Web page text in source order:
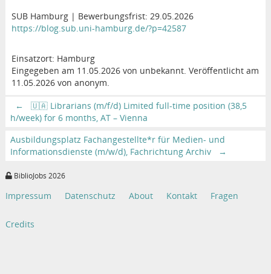
SUB Hamburg | Bewerbungsfrist: 29.05.2026
https://blog.sub.uni-hamburg.de/?p=42587
Einsatzort: Hamburg
Eingegeben am 11.05.2026 von unbekannt. Veröffentlicht am
11.05.2026 von anonym.
←
🇺🇦 Librarians (m/f/d) Limited full-time position (38,5
h/week) for 6 months, AT – Vienna
Ausbildungsplatz Fachangestellte*r für Medien- und
Informationsdienste (m/w/d), Fachrichtung Archiv
→
BiblioJobs 2026
Impressum Datenschutz About Kontakt Fragen
Credits